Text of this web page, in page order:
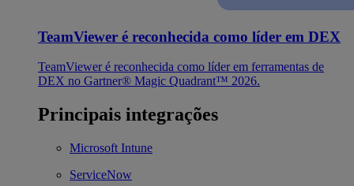
TeamViewer é reconhecida como líder em DEX
TeamViewer é reconhecida como líder em ferramentas de
DEX no Gartner® Magic Quadrant™ 2026.
Principais integrações
Microsoft Intune
ServiceNow